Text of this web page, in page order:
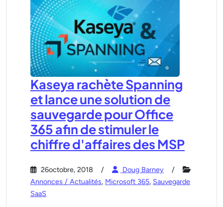
Kaseya rachète Spanning
et lance une solution de
sauvegarde pour Office
365 afin de stimuler le
chiffre d'affaires des MSP
26octobre, 2018
Doug Barney
Annonces / Actualités, Microsoft 365, Sauvegarde
SaaS